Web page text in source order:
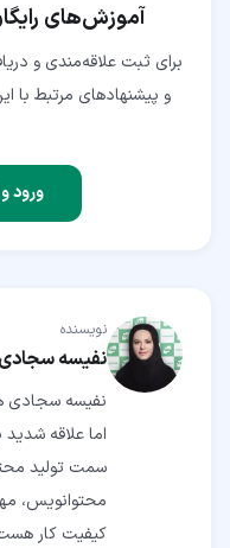
آموزش‌های
برای ثبت علاقه‌مندی و
و پیشنهادهای مرتبط با
ورود
نویسنده
نفیسه سجادی
نفیسه سجادی
اما علاقه
سمت تولید
محتوانویس،
کیفیت کار